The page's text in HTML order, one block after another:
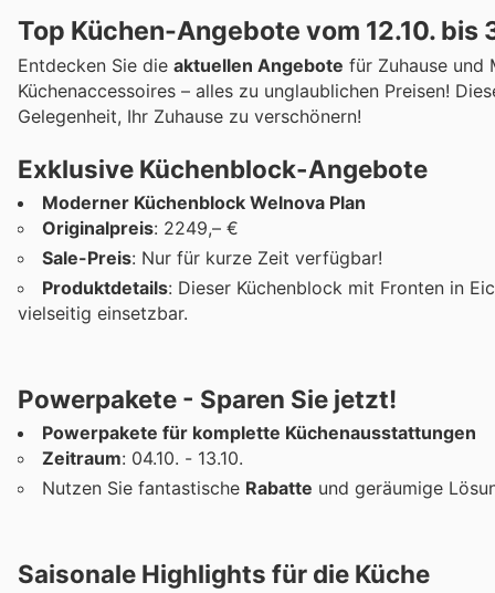
Top Küchen-Angebote vom 12.10.
Entdecken Sie die aktuellen Angebote für Zuhause und
Küchenaccessoires – alles zu unglaublichen Preisen!
Gelegenheit, Ihr Zuhause zu verschönern!
Exklusive Küchenblock-Angebote
Moderner Küchenblock Welnova Plan
Originalpreis: 2249,– €
Sale-Preis: Nur für kurze Zeit verfügbar!
Produktdetails: Dieser Küchenblock mit Fronten in
vielseitig einsetzbar.
Powerpakete - Sparen Sie jetzt!
Powerpakete für komplette Küchenausstattungen
Zeitraum: 04.10. - 13.10.
Nutzen Sie fantastische Rabatte und geräumige
Saisonale Highlights für die Küche